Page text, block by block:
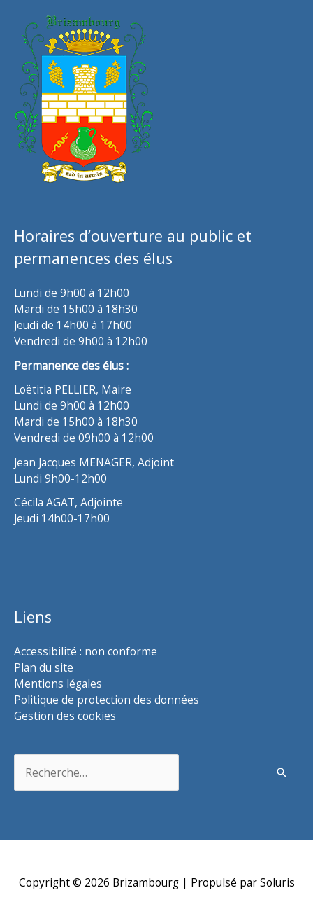
Horaires d’ouverture au public et
permanences des élus
Lundi de 9h00 à 12h00
Mardi de 15h00 à 18h30
Jeudi de 14h00 à 17h00
Vendredi de 9h00 à 12h00
Permanence des élus :
Loëtitia PELLIER, Maire
Lundi de 9h00 à 12h00
Mardi de 15h00 à 18h30
Vendredi de 09h00 à 12h00
Jean Jacques MENAGER, Adjoint
Lundi 9h00-12h00
Cécila AGAT, Adjointe
Jeudi 14h00-17h00
Liens
Accessibilité : non conforme
Plan du site
Mentions légales
Politique de protection des données
Gestion des cookies
Copyright © 2026 Brizambourg| Propulsé par Soluris